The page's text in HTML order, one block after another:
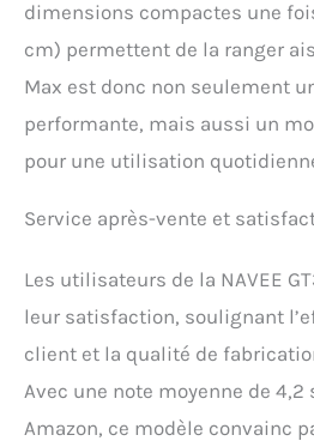
présente des données
instantanée, niveau de
de direction intégrés
nocturne pour une sécurité
dimensions compactes une
cm) permettent de la ranger
Max est donc non seulement
performante, mais aussi un
pour une utilisation
Service après-vente et
Les utilisateurs de la NAVEE
leur satisfaction, soulignant
client et la qualité de
Avec une note moyenne de
Amazon, ce modèle convainc